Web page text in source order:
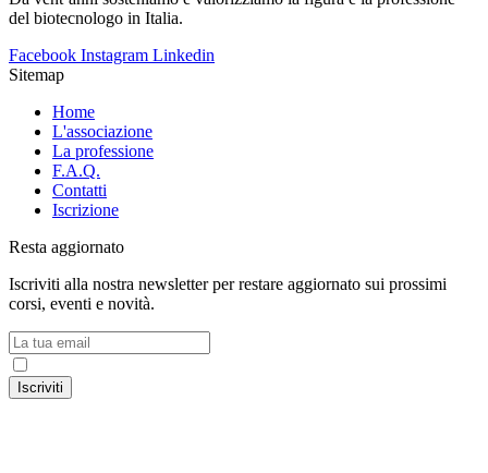
del biotecnologo in Italia.
Facebook Instagram Linkedin
Sitemap
Home
L'associazione
La professione
F.A.Q.
Contatti
Iscrizione
Resta aggiornato
Iscriviti alla nostra newsletter per restare aggiornato sui prossimi
corsi, eventi e novità.
Iscriviti